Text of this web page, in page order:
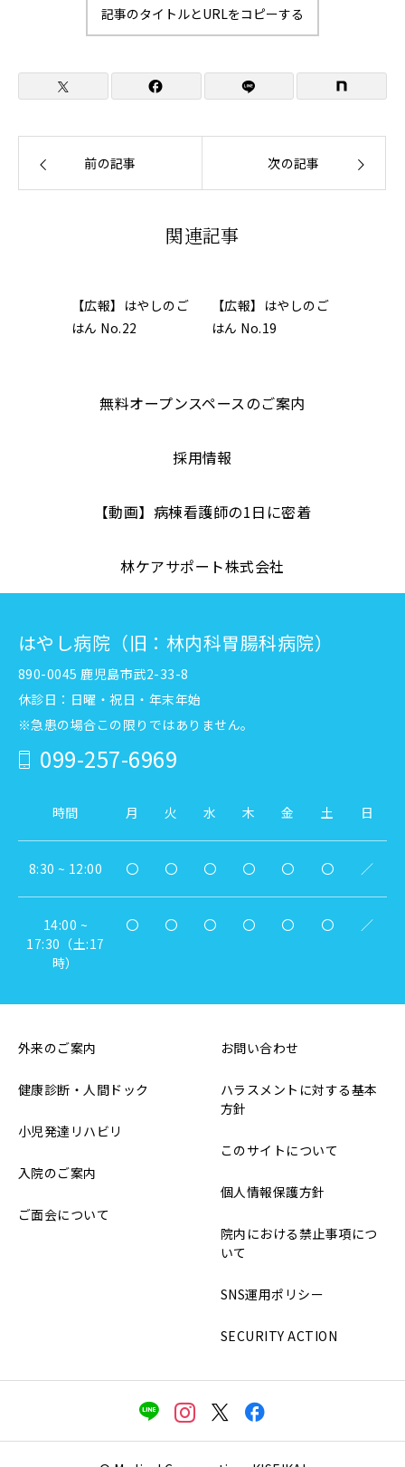
記事のタイトルとURLをコピーする
前の記事 次の記事
関連記事
【広報】はやしのご
はん No.22
【広報】はやしのご
はん No.19
無料オープンスペースのご案内
採用情報
【動画】病棟看護師の1日に密着
林ケアサポート株式会社
はやし病院（旧：林内科胃腸科病院）
890-0045 鹿児島市武2-33-8
休診日：日曜・祝日・年末年始
※急患の場合この限りではありません。
099-257-6969
時間 月 火 水 木 金 土 日
8:30 ~ 12:00 〇 〇 〇 〇 〇 〇 ／
14:00 ~
17:30（土:17
時）
〇 〇 〇 〇 〇 〇 ／
外来のご案内
健康診断・人間ドック
小児発達リハビリ
入院のご案内
ご面会について
お問い合わせ
ハラスメントに対する基本
方針
このサイトについて
個人情報保護方針
院内における禁止事項につ
いて
SNS運用ポリシー
SECURITY ACTION